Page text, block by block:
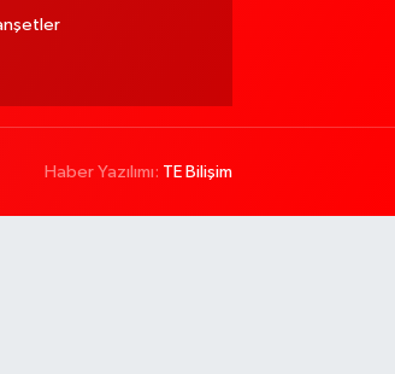
Haber Yazılımı: TE Bilişim